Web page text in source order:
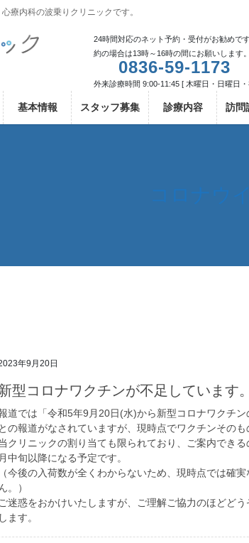
療内科の波乗りクリニックです。
24時間対応のネット予約・受付がお勧めで
約の場合は13時～16時の間にお願いします
0836-59-1173
外来診療時間 9:00-11:45 [ 木曜日・日曜日
基本情報 スタッフ募集 診療内容 訪問
コロナウ
年9月20日
型コロナワクチンが不足しています。
道では「令和5年9月20日(水)から新型コロナワクチン
との報道がなされていますが、現時点でワクチンそのも
クリニックの割り当ても限られており、ご案内でき
月中旬以降になる予定です。
（今後の入荷数が全くわからないため、現時点では確
ん。）
ご迷惑をおかけいたしますが、ご理解ご協力のほどど
します。